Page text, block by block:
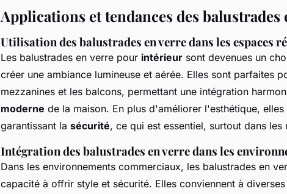
Applications et tendances des balustrades
Utilisation des balustrades en verre dans les espaces
Les balustrades en verre pour intérieur sont devenues un
créer une ambiance lumineuse et aérée. Elles sont parfaites
mezzanines et les balcons, permettant une intégration
moderne de la maison. En plus d'améliorer l'esthétique,
garantissant la sécurité, ce qui est essentiel, surtout dans les
Intégration des balustrades en verre dans les
Dans les environnements commerciaux, les balustrades en
capacité à offrir style et sécurité. Elles conviennent à